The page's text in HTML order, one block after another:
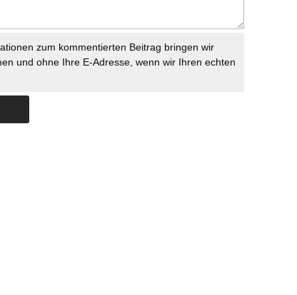
zum kommentierten Beitrag bringen wir
und ohne Ihre E-Adresse, wenn wir Ihren echten